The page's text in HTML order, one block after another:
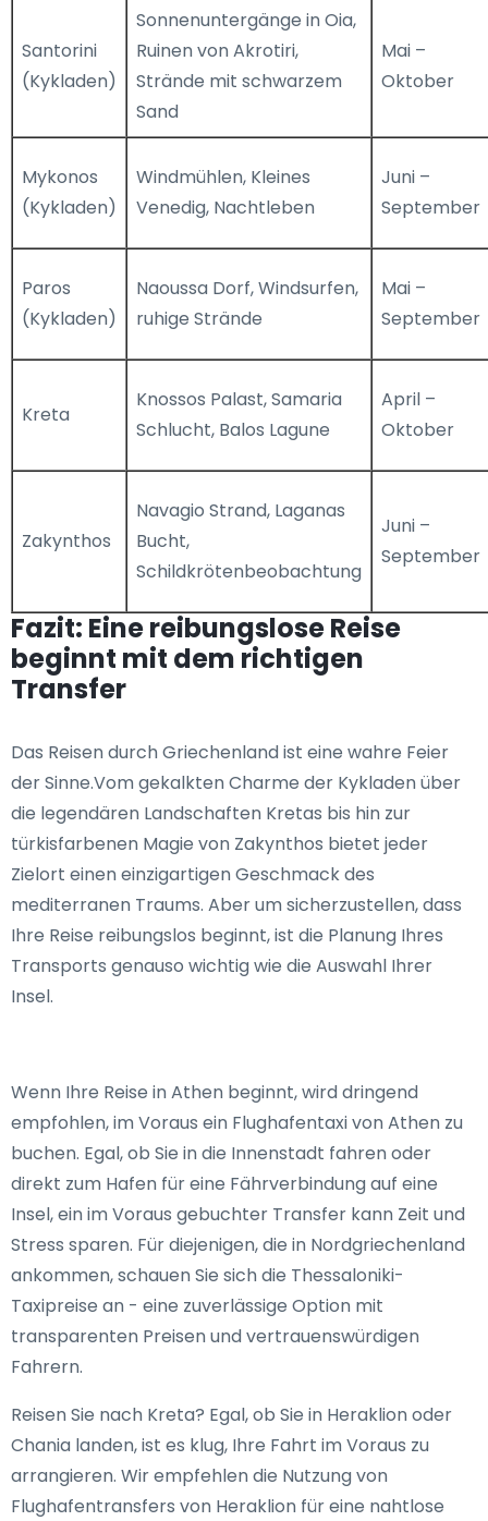
Santorini
(Kykladen)
Sonnenuntergänge in Oia,
Ruinen von Akrotiri,
Strände mit schwarzem
Sand
Mai –
Oktober
Mykonos
(Kykladen)
Windmühlen, Kleines
Venedig, Nachtleben
Juni –
September
Paros
(Kykladen)
Naoussa Dorf, Windsurfen,
ruhige Strände
Mai –
September
Kreta
Knossos Palast, Samaria
Schlucht, Balos Lagune
April –
Oktober
Zakynthos
Navagio Strand, Laganas
Bucht,
Schildkrötenbeobachtung
Juni –
September
Fazit: Eine reibungslose Reise
beginnt mit dem richtigen
Transfer
Das Reisen durch Griechenland ist eine wahre Feier
der Sinne.Vom gekalkten Charme der Kykladen über
die legendären Landschaften Kretas bis hin zur
türkisfarbenen Magie von Zakynthos bietet jeder
Zielort einen einzigartigen Geschmack des
mediterranen Traums. Aber um sicherzustellen, dass
Ihre Reise reibungslos beginnt, ist die Planung Ihres
Transports genauso wichtig wie die Auswahl Ihrer
Insel.
Wenn Ihre Reise in Athen beginnt, wird dringend
empfohlen, im Voraus ein Flughafentaxi von Athen zu
buchen. Egal, ob Sie in die Innenstadt fahren oder
direkt zum Hafen für eine Fährverbindung auf eine
Insel, ein im Voraus gebuchter Transfer kann Zeit und
Stress sparen. Für diejenigen, die in Nordgriechenland
ankommen, schauen Sie sich die Thessaloniki-
Taxipreise an - eine zuverlässige Option mit
transparenten Preisen und vertrauenswürdigen
Fahrern.
Reisen Sie nach Kreta? Egal, ob Sie in Heraklion oder
Chania landen, ist es klug, Ihre Fahrt im Voraus zu
arrangieren. Wir empfehlen die Nutzung von
Flughafentransfers von Heraklion für eine nahtlose